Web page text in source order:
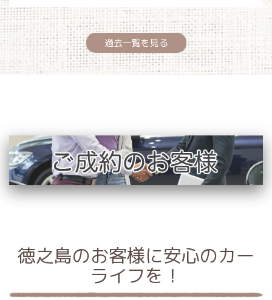
過去一覧を見る
徳之島のお客様に安心のカー
ライフを！